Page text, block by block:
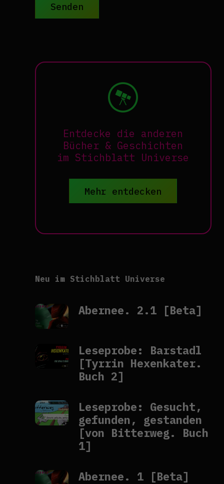
Senden
Entdecke die anderen
Bücher & Geschichten
im Stichblatt Universe
Mehr entdecken
Neu im Stichblatt Universe
Abernee. 2.1 [Beta]
Leseprobe: Barstadl
[Tyrrin Hexenkater.
Buch 2]
Leseprobe: Gesucht,
gefunden, gestanden
[von Bitterweg. Buch
1]
Abernee. 1 [Beta]